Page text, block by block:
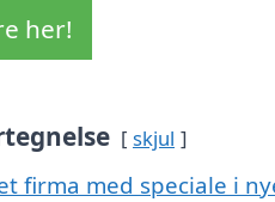
her!
skjul
firma med speciale i